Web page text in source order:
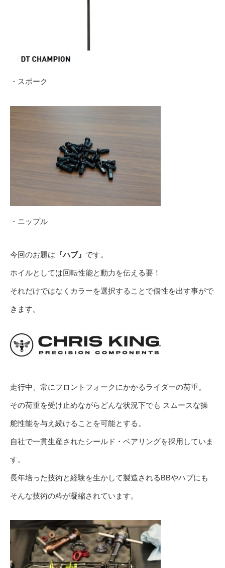
・スポーク
・ニップル
今回のお題は 『ハブ』 です。
ホイルとしては回転性能と動力を伝える要！
それだけではなくカラーを選択することで個性を出す事がで
きます。
走行中、常にフロントフォークにかかるライダーの荷重。
その荷重を受け止めながらどんな状況下でも スムースな操
舵性能を与え続けることを可能とする。
自社で一貫生産されたシールド・ベアリングを採用していま
す。
長年培った技術と経験を生かして製造されるBBやハブにも
そんな技術の粋が凝縮されています。